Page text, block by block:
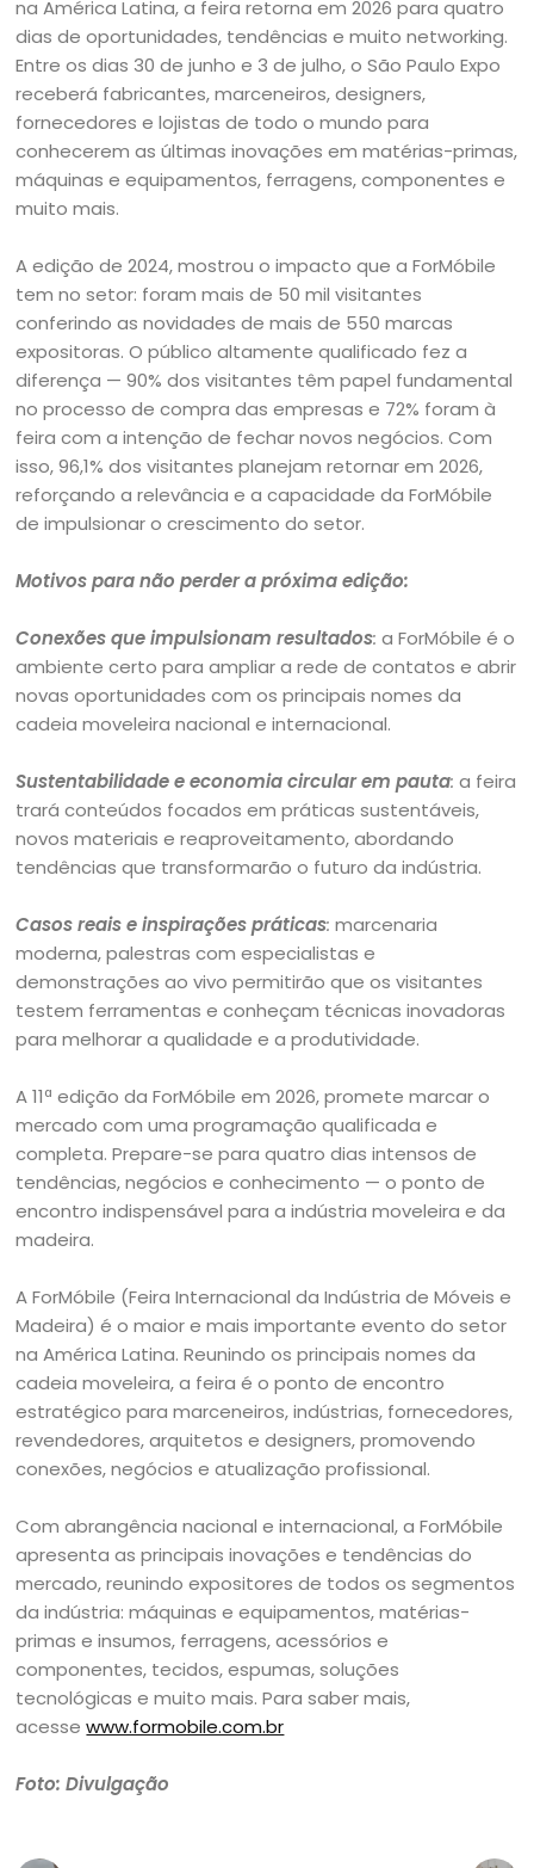
na América Latina, a feira retorna em 2026 para quatro
dias de oportunidades, tendências e muito networking.
Entre os dias 30 de junho e 3 de julho, o São Paulo Expo
receberá fabricantes, marceneiros, designers,
fornecedores e lojistas de todo o mundo para
conhecerem as últimas inovações em matérias-primas,
máquinas e equipamentos, ferragens, componentes e
muito mais.
A edição de 2024, mostrou o impacto que a ForMóbile
tem no setor: foram mais de 50 mil visitantes
conferindo as novidades de mais de 550 marcas
expositoras. O público altamente qualificado fez a
diferença — 90% dos visitantes têm papel fundamental
no processo de compra das empresas e 72% foram à
feira com a intenção de fechar novos negócios. Com
isso, 96,1% dos visitantes planejam retornar em 2026,
reforçando a relevância e a capacidade da ForMóbile
de impulsionar o crescimento do setor.
Motivos para não perder a próxima edição:
Conexões que impulsionam resultados:a ForMóbile é o
ambiente certo para ampliar a rede de contatos e abrir
novas oportunidades com os principais nomes da
cadeia moveleira nacional e internacional.
Sustentabilidade e economia circular em pauta:a feira
trará conteúdos focados em práticas sustentáveis,
novos materiais e reaproveitamento, abordando
tendências que transformarão o futuro da indústria.
Casos reais e inspirações práticas: marcenaria
moderna, palestras com especialistas e
demonstrações ao vivo permitirão que os visitantes
testem ferramentas e conheçam técnicas inovadoras
para melhorar a qualidade e a produtividade.
A 11ª edição da ForMóbile em 2026, promete marcar o
mercado com uma programação qualificada e
completa. Prepare-se para quatro dias intensos de
tendências, negócios e conhecimento — o ponto de
encontro indispensável para a indústria moveleira e da
madeira.
A ForMóbile (Feira Internacional da Indústria de Móveis e
Madeira) é o maior e mais importante evento do setor
na América Latina. Reunindo os principais nomes da
cadeia moveleira, a feira é o ponto de encontro
estratégico para marceneiros, indústrias, fornecedores,
revendedores, arquitetos e designers, promovendo
conexões, negócios e atualização profissional.
Com abrangência nacional e internacional, a ForMóbile
apresenta as principais inovações e tendências do
mercado, reunindo expositores de todos os segmentos
da indústria: máquinas e equipamentos, matérias-
primas e insumos, ferragens, acessórios e
componentes, tecidos, espumas, soluções
tecnológicas e muito mais. Para saber mais,
acessewww.formobile.com.br
Foto: Divulgação